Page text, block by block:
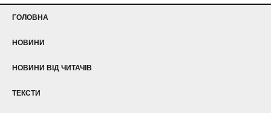
ГОЛОВНА
НОВИНИ
НОВИНИ ВІД ЧИТАЧІВ
ТЕКСТИ